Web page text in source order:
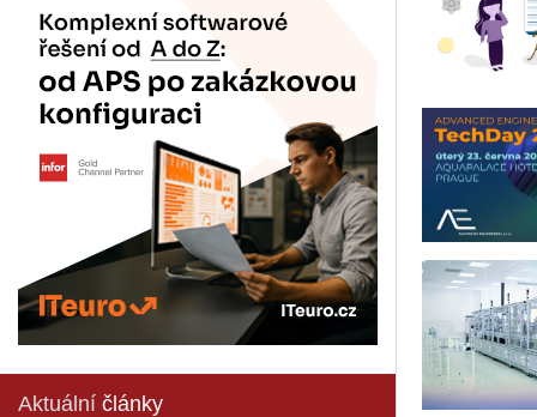
Aktuální články